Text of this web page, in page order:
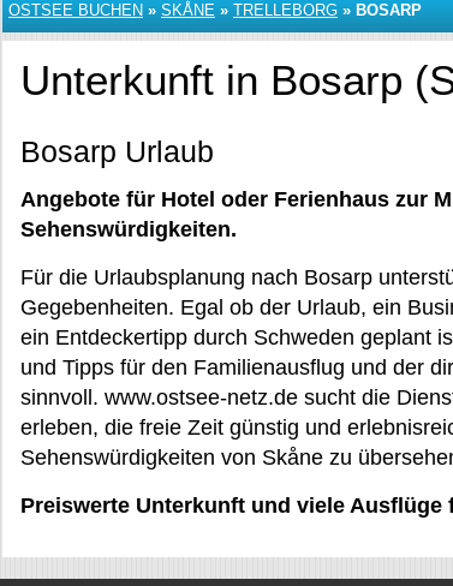
OSTSEE BUCHEN » SKÅNE » TRELLEBORG » BOSARP
Unterkunft in Bosarp
Bosarp Urlaub
Angebote für Hotel oder Ferienhaus zur
Sehenswürdigkeiten.
Für die Urlaubsplanung nach Bosarp
Gegebenheiten. Egal ob der Urlaub, ein
ein Entdeckertipp durch Schweden geplant
und Tipps für den Familienausflug und der
sinnvoll. www.ostsee-netz.de sucht die
erleben, die freie Zeit günstig und
Sehenswürdigkeiten von Skåne zu
Preiswerte Unterkunft und viele Ausflüge